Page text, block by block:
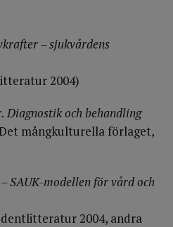
– sjukvårdens
2004)
Diagnostik och behandling
mångkulturella förlaget,
SAUK-modellen för vård och
2004, andra